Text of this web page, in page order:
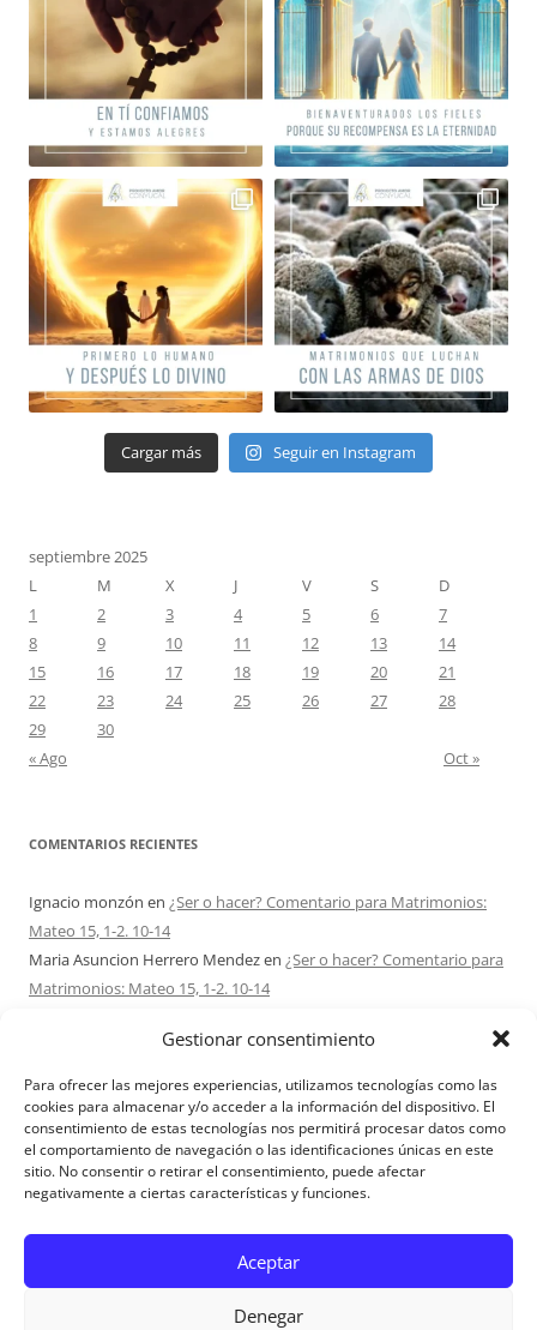
Gestionar consentimiento
Para ofrecer las mejores experiencias, utilizamos tecnologías como las
cookies para almacenar y/o acceder a la información del dispositivo. El
consentimiento de estas tecnologías nos permitirá procesar datos como
el comportamiento de navegación o las identificaciones únicas en este
sitio. No consentir o retirar el consentimiento, puede afectar
negativamente a ciertas características y funciones.
Aceptar
Denegar
Cargar más Seguir en Instagram
septiembre 2025
L
M X J V S
D
1
2 3 4 5 6
7
8
9 10 11 12 13
14
15
16 17 18 19 20
21
22
23 24 25 26 27
28
29
30
« Ago
Oct »
COMENTARIOS RECIENTES
Ignacio monzón en ¿Ser o hacer? Comentario para Matrimonios:
Mateo 15, 1-2. 10-14
Maria Asuncion Herrero Mendezen ¿Ser o hacer? Comentario para
Matrimonios: Mateo 15, 1-2. 10-14
7 – 9 AGOSTO 2026
Ezio Vendrame
en
Acudid siempre al Señor. Comentario para
Matrimonios: san Mateo 14, 22-36
SofienAcerca de Proyecto Amor Conyugal